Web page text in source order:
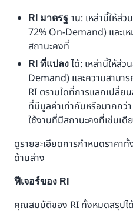
RI มาตรฐ าน: เหล่านี้ให้ส่
72% On-Demand) และเห
สถานะคงที่
RI ที่แปลง ได้: เหล่านี้ให้ส่
Demand) และความสามา
RI ตราบใดที่การแลกเปลี่ย
ที่มีมูลค่าเท่ากันหรือมากกว่
ใช้งานที่มีสถานะคงที่เช่นเ
ดูรายละเอียดการกำหนดราคา
ด้านล่าง
ฟีเจอร์ของ RI
คุณสมบัติของ RI ทั้งหมดสรุปไ